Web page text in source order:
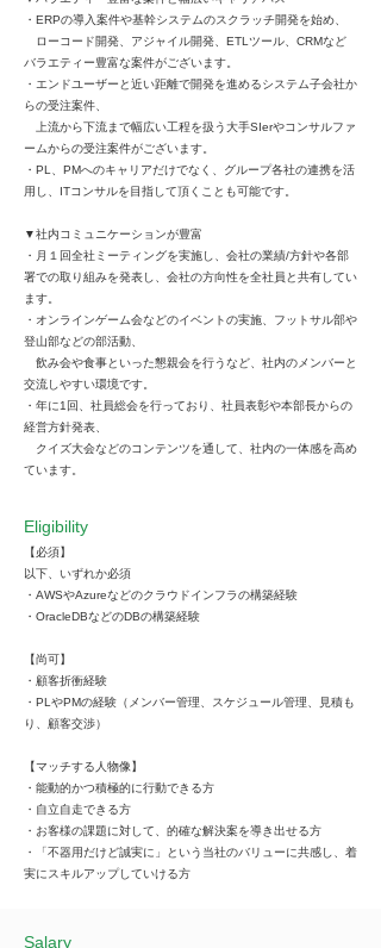
・ERPの導入案件や基幹システムのスクラッチ開発を始め、
ローコード開発、アジャイル開発、ETLツール、CRMなど
バラエティー豊富な案件がございます。
・エンドユーザーと近い距離で開発を進めるシステム子会社か
らの受注案件、
上流から下流まで幅広い工程を扱う大手SIerやコンサルファ
ームからの受注案件がございます。
・PL、PMへのキャリアだけでなく、グループ各社の連携を活
用し、ITコンサルを目指して頂くことも可能です。
▼社内コミュニケーションが豊富
・月１回全社ミーティングを実施し、会社の業績/方針や各部
署での取り組みを発表し、会社の方向性を全社員と共有してい
ます。
・オンラインゲーム会などのイベントの実施、フットサル部や
登山部などの部活動、
飲み会や食事といった懇親会を行うなど、社内のメンバーと
交流しやすい環境です。
・年に1回、社員総会を行っており、社員表彰や本部長からの
経営方針発表、
クイズ大会などのコンテンツを通して、社内の一体感を高め
ています。
Eligibility
【必須】
以下、いずれか必須
・AWSやAzureなどのクラウドインフラの構築経験
・OracleDBなどのDBの構築経験
【尚可】
・顧客折衝経験
・PLやPMの経験（メンバー管理、スケジュール管理、見積も
り、顧客交渉）
【マッチする人物像】
・能動的かつ積極的に行動できる方
・自立自走できる方
・お客様の課題に対して、的確な解決案を導き出せる方
・「不器用だけど誠実に」という当社のバリューに共感し、着
実にスキルアップしていける方
​Salary